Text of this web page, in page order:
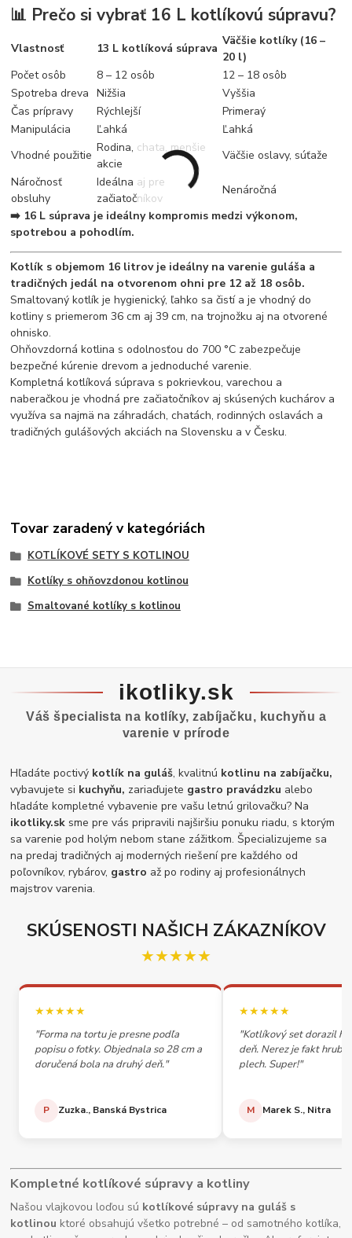
📊 Prečo si vybrať 16 L kotlíkovú súpravu?
Vlastnosť 13 L kotlíková súprava
Väčšie kotlíky (16 –
20 l)
Počet osôb
8 – 12 osôb
12 – 18 osôb
Spotreba dreva Nižšia
Vyššia
Čas prípravy
Rýchlejší
Primeraý
Manipulácia
Ľahká
Ľahká
Vhodné použitie
Rodina, chata, menšie
akcie
Väčšie oslavy, súťaže
Náročnosť
obsluhy
Ideálna aj pre
začiatočníkov
Nenáročná
➡️ 16 L súprava je ideálny kompromis medzi výkonom,
spotrebou a pohodlím.
Kotlík s objemom 16 litrov je ideálny na varenie guláša a
tradičných jedál na otvorenom ohni pre 12 až 18 osôb.
Smaltovaný kotlík je hygienický, ľahko sa čistí a je vhodný do
kotliny s priemerom 36 cm aj 39 cm, na trojnožku aj na otvorené
ohnisko.
Ohňovzdorná kotlina s odolnosťou do 700 °C zabezpečuje
bezpečné kúrenie drevom a jednoduché varenie.
Kompletná kotlíková súprava s pokrievkou, varechou a
naberačkou je vhodná pre začiatočníkov aj skúsených kuchárov a
využíva sa najmä na záhradách, chatách, rodinných oslavách a
tradičných gulášových akciách na Slovensku a v Česku.
Tovar zaradený v kategóriách
KOTLÍKOVÉ SETY S KOTLINOU
Kotlíky s ohňovzdonou kotlinou
Smaltované kotlíky s kotlinou
ikotliky.sk
Váš špecialista na kotlíky, zabíjačku, kuchyňu a
varenie v prírode
Hľadáte poctivý kotlík na guláš, kvalitnú kotlinu na zabíjačku,
vybavujete si kuchyňu, zariaďujete gastro pravádzku alebo
hľadáte kompletné vybavenie pre vašu letnú grilovačku? Na
ikotliky.sk sme pre vás pripravili najširšiu ponuku riadu, s ktorým
sa varenie pod holým nebom stane zážitkom. Špecializujeme sa
na predaj tradičných aj moderných riešení pre každého od
poľovníkov, rybárov, gastro až po rodiny aj profesionálnych
majstrov varenia.
SKÚSENOSTI NAŠICH ZÁKAZNÍKOV
★★★★★
★★★★★
"Forma na tortu je presne podľa
popisu o fotky. Objednala so 28 cm a
doručená bola na druhý deň."
P Zuzka., Banská Bystrica
★★★★★
"Kotlíkový set dorazil
deň. Nerez je fakt
plech. Super!"
M Marek S., Nitra
Kompletné kotlíkové súpravy a kotliny
Našou vlajkovou loďou sú kotlíkové súpravy na guláš s
kotlinou ktoré obsahujú všetko potrebné – od samotného kotlíka,